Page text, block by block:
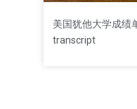
美国犹他大学成绩
transcript